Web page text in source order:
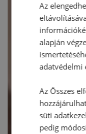
Az
alapján
adatvédelmi
Az Összes
süti
pedig